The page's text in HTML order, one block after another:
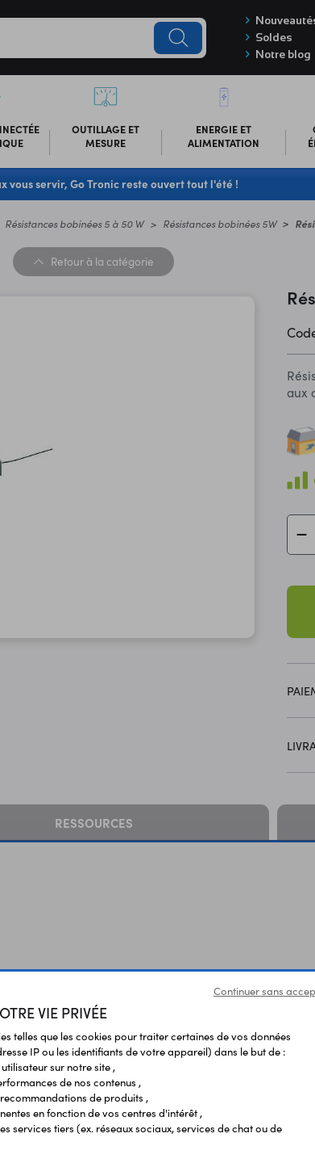
Soldes
Notre blog
OUTILLAGE ET
MESURE
ENERGIE ET
ALIMENTATION
vous servir, Go Tronic reste ouvert tout l'été !
Résistances bobinées 5 à 50 W Résistances bobinées 5W
Retour à la catégorie
aux
RESSOURCES
déja consulté
Continuer sans
VIE PRIVÉE
telles que les cookies pour traiter certaines de vos données
IP ou les identifiants de votre appareil) dans le but de :
sur notre site ,
de nos contenus ,
de produits ,
en fonction de vos centres d'intérêt ,
services tiers (ex. réseaux sociaux, services de chat ou de